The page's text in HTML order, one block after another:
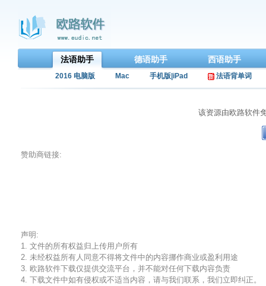
法语助手 德语助手 西语助手
2016 电脑版 Mac 手机版|iPad 法语背单词
该资源由欧路软件
赞助商链接:
声明:
1. 文件的所有权益归上传用户所有
2. 未经权益所有人同意不得将文件中的内容挪作商业或盈利用途
3. 欧路软件下载仅提供交流平台，并不能对任何下载内容负责
4. 下载文件中如有侵权或不适当内容，请与我们联系，我们立即纠正。